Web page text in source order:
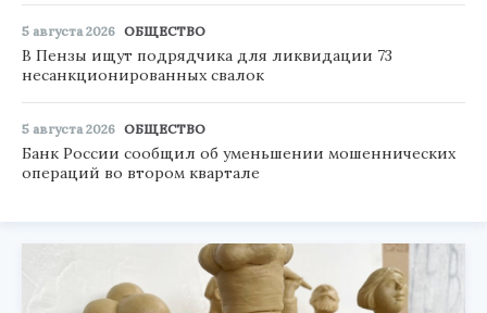
5 августа 2026 ОБЩЕСТВО
В Пензы ищут подрядчика для ликвидации 73
несанкционированных свалок
5 августа 2026 ОБЩЕСТВО
Банк России сообщил об уменьшении мошеннических
операций во втором квартале